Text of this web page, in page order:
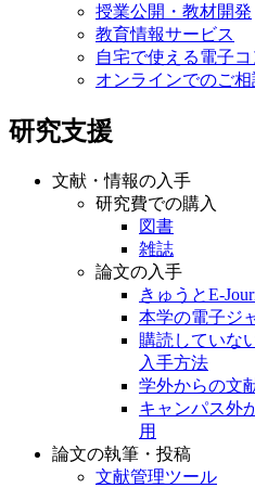
授業公開・教材開発
教育情報サービス
自宅で使える電子
オンラインでのご相
研究支援
文献・情報の入手
研究費での購入
図書
雑誌
論文の入手
きゅうとE-
本学の電子ジ
購読していな
入手方法
学外からの文
キャンパス外
用
論文の執筆・投稿
文献管理ツール